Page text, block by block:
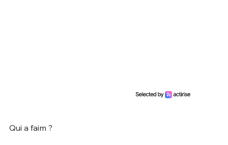
Qui a faim ?